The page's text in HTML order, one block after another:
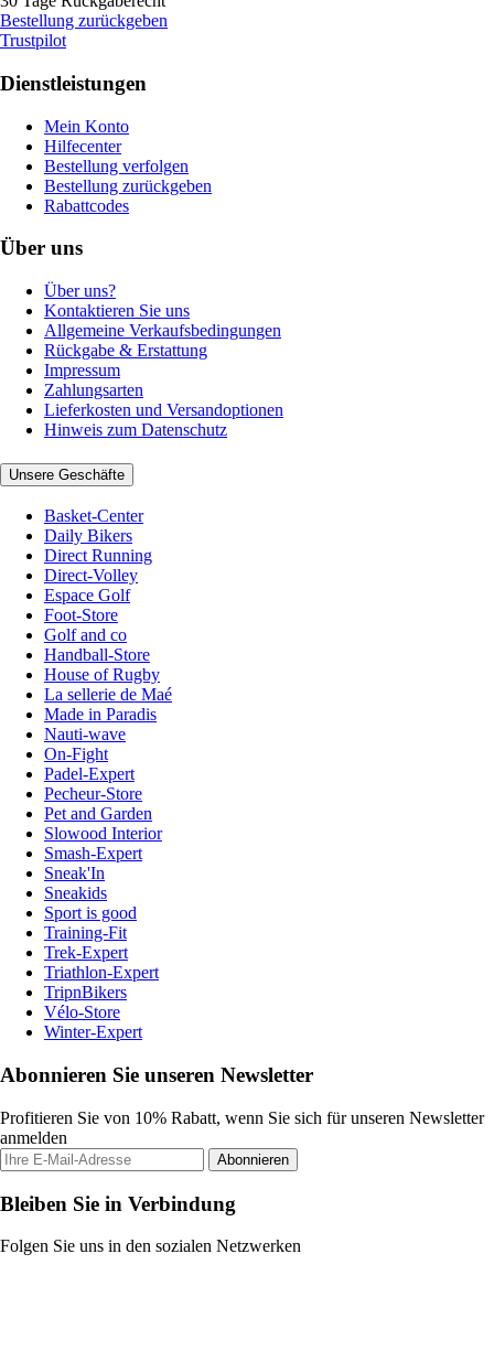
Bestellung zurückgeben
Trustpilot
Dienstleistungen
Mein Konto
Hilfecenter
Bestellung verfolgen
Bestellung zurückgeben
Rabattcodes
Über uns
Über uns?
Kontaktieren Sie uns
Allgemeine Verkaufsbedingungen
Rückgabe & Erstattung
Impressum
Zahlungsarten
Lieferkosten und Versandoptionen
Hinweis zum Datenschutz
Unsere Geschäfte
Basket-Center
Daily Bikers
Direct Running
Direct-Volley
Espace Golf
Foot-Store
Golf and co
Handball-Store
House of Rugby
La sellerie de Maé
Made in Paradis
Nauti-wave
On-Fight
Padel-Expert
Pecheur-Store
Pet and Garden
Slowood Interior
Smash-Expert
Sneak'In
Sneakids
Sport is good
Training-Fit
Trek-Expert
Triathlon-Expert
TripnBikers
Vélo-Store
Winter-Expert
Abonnieren Sie unseren Newsletter
Profitieren Sie von 10% Rabatt, wenn Sie sich für unseren Newsletter
anmelden
Abonnieren
Bleiben Sie in Verbindung
Folgen Sie uns in den sozialen Netzwerken